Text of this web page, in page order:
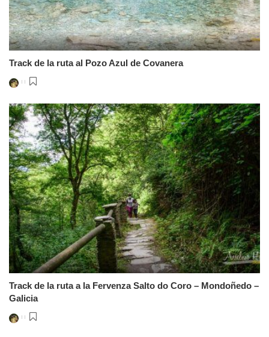
Track de la ruta al Pozo Azul de Covanera
Posted
Track de la ruta a la Fervenza Salto do Coro – Mondoñedo –
Galicia
Posted